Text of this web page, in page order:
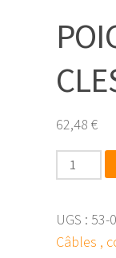
62,48€
quantité
de
DE
PORTE
UGS : 53-
Câbles ,